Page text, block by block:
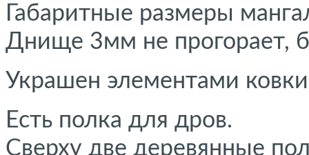
Габаритные размеры
Днище 3мм не прогорает,
Украшен элементами
Есть полка для дров.
Сверху две деревянные